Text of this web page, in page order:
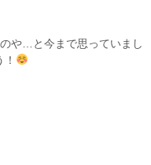
や…と今まで思っていまし